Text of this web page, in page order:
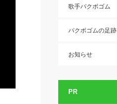
歌手パクボゴム
パクボゴムの足跡
お知らせ
PR